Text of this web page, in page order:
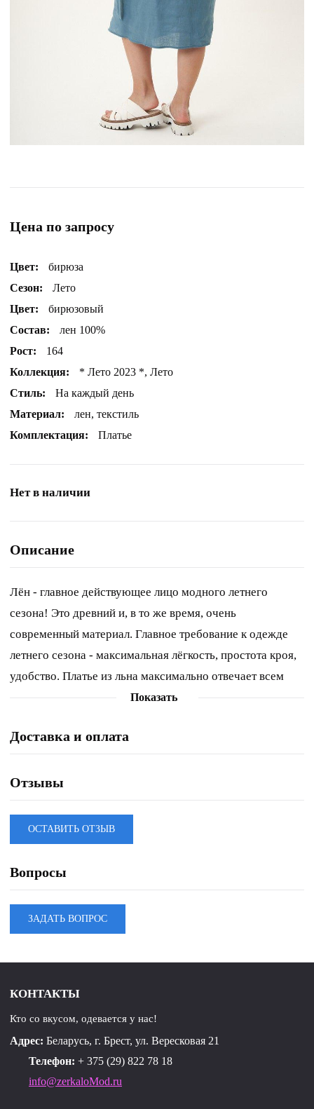
Цена по запросу
Цвет:
бирюза
Сезон:
Лето
Цвет:
бирюзовый
Состав:
лен 100%
Рост:
164
Коллекция:
* Лето 2023 *, Лето
Стиль:
На каждый день
Материал:
лен, текстиль
Комплектация:
Платье
Нет в наличии
Описание
Лён - главное действующее лицо модного летнего
сезона! Это древний и, в то же время, очень
современный материал. Главное требование к одежде
летнего сезона - максимальная лёгкость, простота кроя,
удобство. Платье из льна максимально отвечает всем
этим требованиям! Свободный упрямлённый силуэт,
верхней частью рукава, нагрудная вытачка. Полочка с
запахом. Запах фиксируется поясом и патой с
платья около 110 см.
Показать
Доставка и оплата
Отзывы
ОСТАВИТЬ ОТЗЫВ
Вопросы
ЗАДАТЬ ВОПРОС
КОНТАКТЫ
Кто со вкусом, одевается у нас!
Адрес: Беларусь, г. Брест, ул. Вересковая 21
Телефон: + 375 (29) 822 78 18
info@zerkaloMod.ru